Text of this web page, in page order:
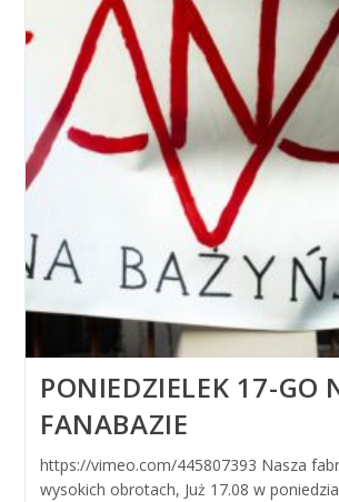
PONIEDZIELEK 17-GO
FANABAZIE
https://vimeo.com/445807393 Nasza
wysokich obrotach, Już 17.08 w